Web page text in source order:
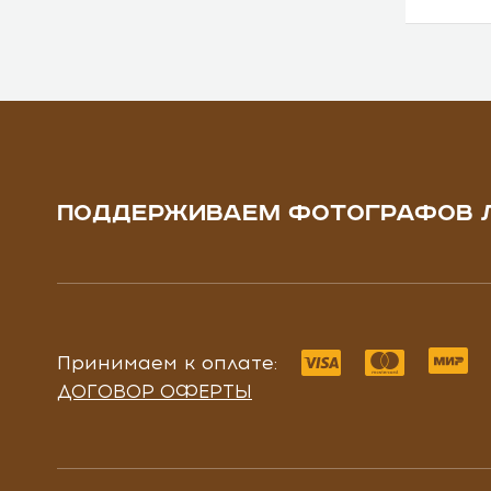
ПОДДЕРЖИВАЕМ ФОТОГРАФОВ
Принимаем к оплате:
ДОГОВОР ОФЕРТЫ